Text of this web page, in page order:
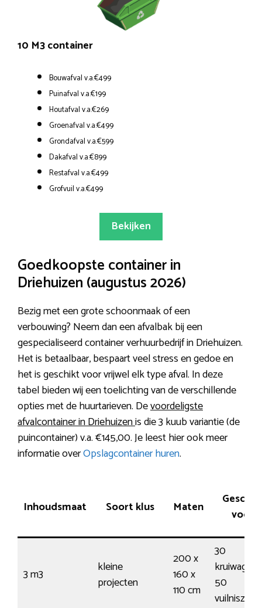
10 M3 container
Bouwafval v.a.€499
Puinafval v.a.€199
Houtafval v.a.€269
Groenafval v.a.€499
Grondafval v.a.€599
Dakafval v.a.€899
Restafval v.a.€499
Grofvuil v.a.€499
Bekijken
Goedkoopste container in
Driehuizen (augustus 2026)
Bezig met een grote schoonmaak of een
verbouwing? Neem dan een afvalbak bij een
gespecialiseerd container verhuurbedrijf in Driehuizen.
Het is betaalbaar, bespaart veel stress en gedoe en
het is geschikt voor vrijwel elk type afval. In deze
tabel bieden wij een toelichting van de verschillende
opties met de huurtarieven. Devoordeligste
afvalcontainer in Driehuizenis die 3 kuub variantie (de
puincontainer) v.a. €145,00. Je leest hier ook meer
informatie overOpslagcontainer huren.
Inhoudsmaat Soort klus Maten
voor
3 m3
kleine
projecten
200 x
160 x
110 cm
30
50